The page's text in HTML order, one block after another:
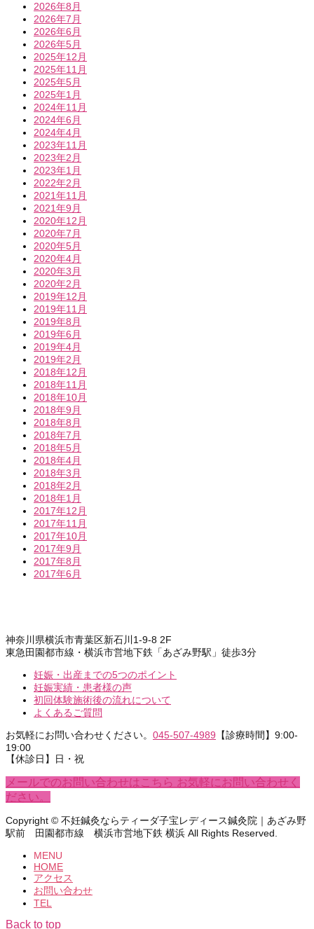
2026年8月
2026年7月
2026年6月
2026年5月
2025年12月
2025年11月
2025年5月
2025年1月
2024年11月
2024年6月
2024年4月
2023年11月
2023年2月
2023年1月
2022年2月
2021年11月
2021年9月
2020年12月
2020年7月
2020年5月
2020年4月
2020年3月
2020年2月
2019年12月
2019年11月
2019年8月
2019年6月
2019年4月
2019年2月
2018年12月
2018年11月
2018年10月
2018年9月
2018年8月
2018年7月
2018年5月
2018年4月
2018年3月
2018年2月
2018年1月
2017年12月
2017年11月
2017年10月
2017年9月
2017年8月
2017年6月
神奈川県横浜市青葉区新石川1-9-8 2F
東急田園都市線・横浜市営地下鉄「あざみ野駅」徒歩3分
妊娠・出産までの5つのポイント
妊娠実績・患者様の声
初回体験施術後の流れについて
よくあるご質問
お気軽にお問い合わせください。 045-507-4989 【診療時間】9:00-
19:00
【休診日】日・祝
メールでのお問い合わせはこちら お気軽にお問い合わせく
ださい。
Copyright © 不妊鍼灸ならティーダ子宝レディース鍼灸院｜あざみ野
駅前 田園都市線 横浜市営地下鉄 横浜 All Rights Reserved.
MENU
HOME
アクセス
お問い合わせ
TEL
Back to top